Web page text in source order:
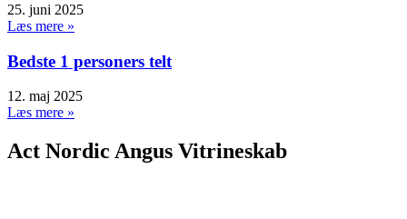
25. juni 2025
Læs mere »
Bedste 1 personers telt
12. maj 2025
Læs mere »
Act Nordic Angus Vitrineskab